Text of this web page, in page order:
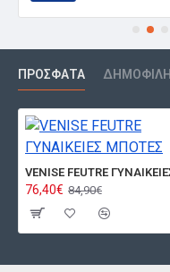
ΠΡΌΣΦΑΤΑ ΔΗΜΟΦΙΛΉ
76,40€ 84,90€